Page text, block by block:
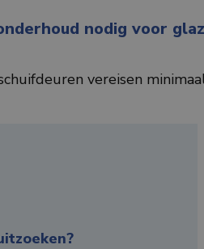
nodig voor
vereisen